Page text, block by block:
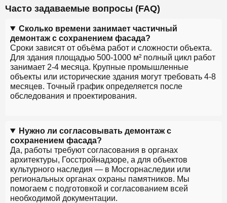
Часто задаваемые вопросы (FAQ)
Сколько времени занимает частичный
демонтаж с сохранением фасада?
Сроки зависят от объёма работ и сложности объекта.
Для здания площадью 500-1000 м² полный цикл работ
занимает 2-4 месяца. Крупные промышленные
объекты или исторические здания могут требовать 4-8
месяцев. Точный график определяется после
обследования и проектирования.
Нужно ли согласовывать демонтаж с
сохранением фасада?
Да, работы требуют согласования в органах
архитектуры, Госстройнадзоре, а для объектов
культурного наследия — в Мосгорнаследии или
региональных органах охраны памятников. Мы
помогаем с подготовкой и согласованием всей
необходимой документации.